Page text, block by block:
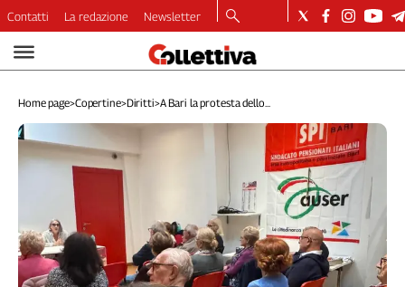
Video
Dirette
Longform
Copertine
Ambiente
Diritti
Welfare
Contatti La redazione Newsletter
Home page>Copertine>Diritti>A Bari la protesta dello...